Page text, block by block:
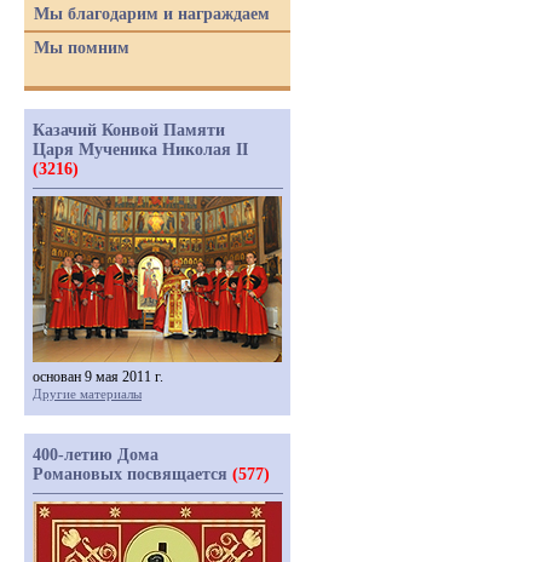
Мы благодарим и награждаем
Мы помним
Казачий Конвой Памяти
Царя Мученика Николая II
(3216)
основан 9 мая 2011 г.
Другие материалы
400-летию Дома
Романовых посвящается (577)